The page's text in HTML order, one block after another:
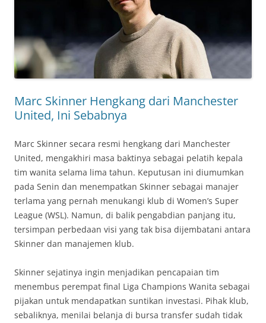
Marc Skinner Hengkang dari Manchester
United, Ini Sebabnya
Marc Skinner secara resmi hengkang dari Manchester
United, mengakhiri masa baktinya sebagai pelatih kepala
tim wanita selama lima tahun. Keputusan ini diumumkan
pada Senin dan menempatkan Skinner sebagai manajer
terlama yang pernah menukangi klub di Women’s Super
League (WSL). Namun, di balik pengabdian panjang itu,
tersimpan perbedaan visi yang tak bisa dijembatani antara
Skinner dan manajemen klub.
Skinner sejatinya ingin menjadikan pencapaian tim
menembus perempat final Liga Champions Wanita sebagai
pijakan untuk mendapatkan suntikan investasi. Pihak klub,
sebaliknya, menilai belanja di bursa transfer sudah tidak